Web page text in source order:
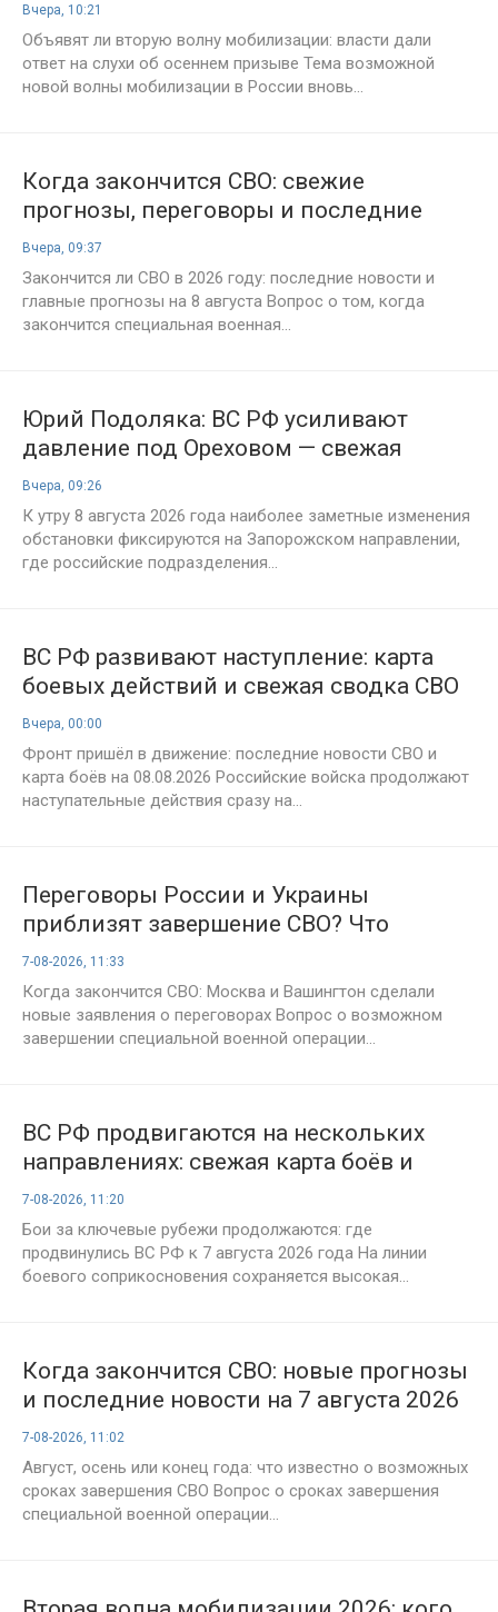
Вчера, 10:21
Объявят ли вторую волну мобилизации: власти дали
ответ на слухи об осеннем призыве Тема возможной
новой волны мобилизации в России вновь...
Когда закончится СВО: свежие
прогнозы, переговоры и последние
новости на 8 августа 2026 года
Вчера, 09:37
Закончится ли СВО в 2026 году: последние новости и
главные прогнозы на 8 августа Вопрос о том, когда
закончится специальная военная...
Юрий Подоляка: ВС РФ усиливают
давление под Ореховом — свежая
сводка СВО и карта боёв на 8 августа
2026 года
Вчера, 09:26
К утру 8 августа 2026 года наиболее заметные изменения
обстановки фиксируются на Запорожском направлении,
где российские подразделения...
ВС РФ развивают наступление: карта
боевых действий и свежая сводка СВО
к 8 августа 2026 года
Вчера, 00:00
Фронт пришёл в движение: последние новости СВО и
карта боёв на 08.08.2026 Российские войска продолжают
наступательные действия сразу на...
Переговоры России и Украины
приблизят завершение СВО? Что
известно к 7 августа 2026 года
7-08-2026, 11:33
Когда закончится СВО: Москва и Вашингтон сделали
новые заявления о переговорах Вопрос о возможном
завершении специальной военной операции...
ВС РФ продвигаются на нескольких
направлениях: свежая карта боёв и
сводка СВО на 7 августа
7-08-2026, 11:20
Бои за ключевые рубежи продолжаются: где
продвинулись ВС РФ к 7 августа 2026 года На линии
боевого соприкосновения сохраняется высокая...
Когда закончится СВО: новые прогнозы
и последние новости на 7 августа 2026
года
7-08-2026, 11:02
Август, осень или конец года: что известно о возможных
сроках завершения СВО Вопрос о сроках завершения
специальной военной операции...